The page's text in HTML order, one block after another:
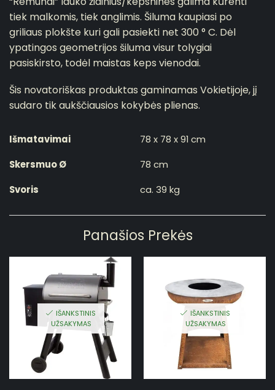
tiek malkomis, tiek anglimis. Šiluma kaupiasi po
griliaus plokšte kuri gali pasiekti net 300 ° C. Dėl
ypatingos geometrijos šiluma visur tolygiai
pasiskirsto, todėl maistas keps vienodai.
Šis novatoriškas produktas gaminamas Vokietijoje, jį
sudaro tik aukščiausios kokybės plienas.
Išmatavimai
78 x 78 x 91 cm
Skersmuo Ø
78 cm
Svoris
ca. 39 kg
Panašios Prekės
IŠANKSTINIS
UŽSAKYMAS
IŠANKSTINIS
UŽSAKYMAS